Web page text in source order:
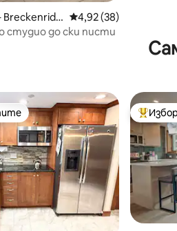
Средна оценка: 4,92
4,92 (38)
студио до ски писти
Най-